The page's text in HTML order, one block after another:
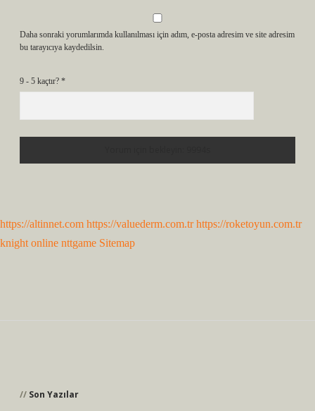
Daha sonraki yorumlarımda kullanılması için adım, e-posta adresim ve site adresim
bu tarayıcıya kaydedilsin.
9 - 5 kaçtır? *
https://altinnet.com https://valuederm.com.tr https://roketoyun.com.tr
knight online nttgame Sitemap
Son Yazılar